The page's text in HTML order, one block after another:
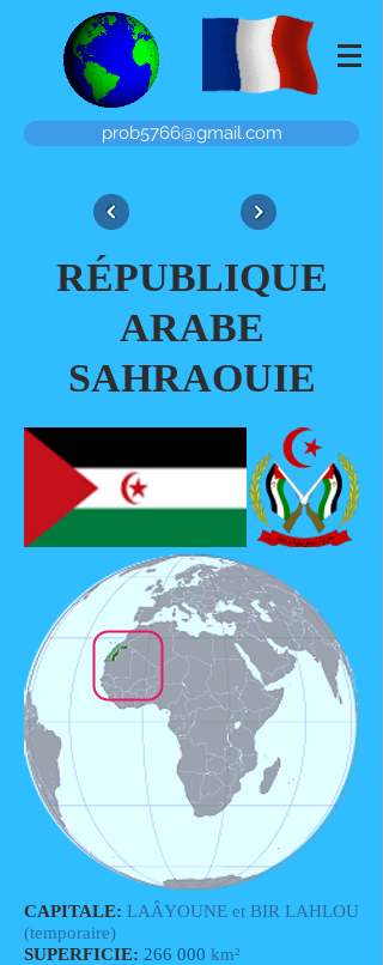
prob5766@gmail.com
RÉPUBLIQUE
ARABE
SAHRAOUIE
CAPITALE: LAÂYOUNE et BIR LAHLOU
(temporaire)
SUPERFICIE: 266 000 km²